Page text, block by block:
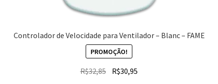
Controlador de Velocidade para Ventilador – Blanc – FAME
PROMOÇÃO!
R$32,85 R$30,95